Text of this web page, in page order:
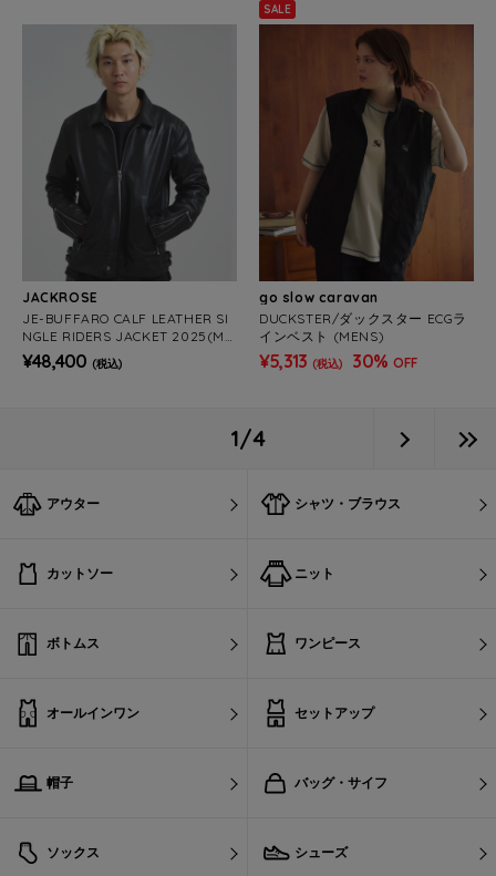
JACKROSE
JE-BUFFARO CALF LEATHER SI
NGLE RIDERS JACKET 2025(ME
NS)
¥48,400 (税込)
SALE
go slow caravan
DUCKSTER/ダックスター ECGラ
インベスト (MENS)
¥5,313 (税込) 30% OFF
1/4
アウター シャツ・ブラウス
カットソー ニット
ボトムス ワンピース
オールインワン セットアップ
帽子 バッグ・サイフ
ソックス シューズ